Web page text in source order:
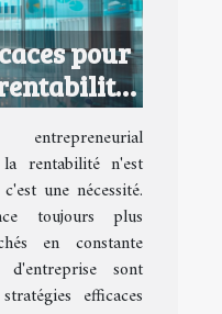
pour
rentabilité n'est
une nécessité.
toujours plus
en constante
sont
efficaces